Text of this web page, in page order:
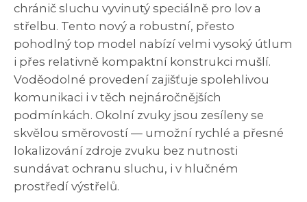
chránič sluchu vyvinutý speciálně pro lov a
střelbu. Tento nový a robustní, přesto
pohodlný top model nabízí velmi vysoký útlum
i přes relativně kompaktní konstrukci mušlí.
Voděodolné provedení zajišťuje spolehlivou
komunikaci i v těch nejnáročnějších
podmínkách. Okolní zvuky jsou zesíleny se
skvělou směrovostí — umožní rychlé a přesné
lokalizování zdroje zvuku bez nutnosti
sundávat ochranu sluchu, i v hlučném
prostředí výstřelů.